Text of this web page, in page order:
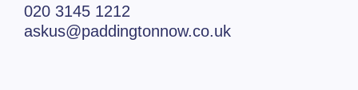
020 3145 1212
askus@paddingtonnow.co.uk